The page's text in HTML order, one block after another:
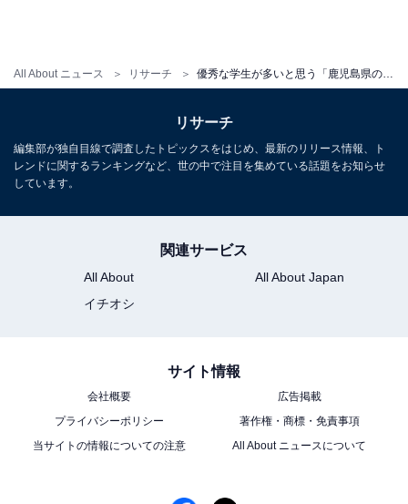
All About ニュース リサーチ
リサーチ
編集部が独自目線で調査したトピックスをはじめ、最新のリリース情報、ト
レンドに関するランキングなど、世の中で注目を集めている話題をお知らせ
しています。
関連サービス
All About
All About Japan
イチオシ
サイト情報
会社概要
広告掲載
プライバシーポリシー
著作権・商標・免責事項
当サイトの情報についての注意
All About ニュースについて